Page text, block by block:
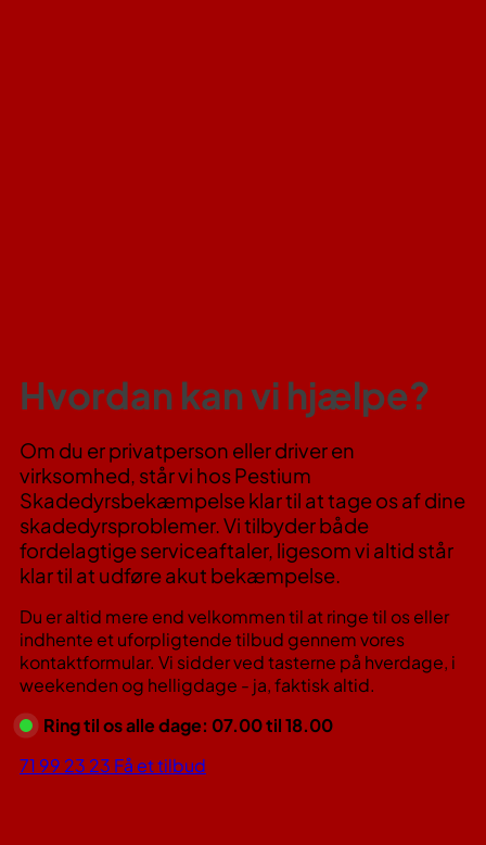
Hvordan kan vi hjælpe?
Om du er privatperson eller driver en
virksomhed, står vi hos Pestium
Skadedyrsbekæmpelse klar til at tage os af dine
skadedyrsproblemer. Vi tilbyder både
fordelagtige serviceaftaler, ligesom vi altid står
klar til at udføre akut bekæmpelse.
Du er altid mere end velkommen til at ringe til os eller
indhente et uforpligtende tilbud gennem vores
kontaktformular. Vi sidder ved tasterne på hverdage, i
weekenden og helligdage - ja, faktisk altid.
Ring til os alle dage: 07.00 til 18.00
71 99 23 23 Få et tilbud